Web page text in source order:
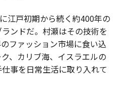
江戸初期から続く約400年の
ンドだ。村瀬はその技術を
ファッション市場に食い込
、カリブ海、イスラエルの
事を日常生活に取り入れて